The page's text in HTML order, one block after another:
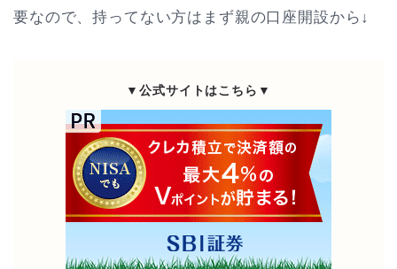
要なので、持ってない方はまず親の口座開設から↓
▼公式サイトはこちら▼